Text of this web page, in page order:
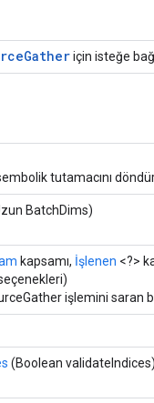
Gatheriçin isteğe
tutamacını
BatchDims)
kapsamı, İşlenen <?>
işlemini saran
(Boolean